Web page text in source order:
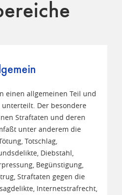
einen allgemeinen Teil und
Der besondere
Straftaten und deren
unter anderem die
Totschlag,
Diebstahl,
Begünstigung,
Straftaten gegen die
Internetstrafrecht,